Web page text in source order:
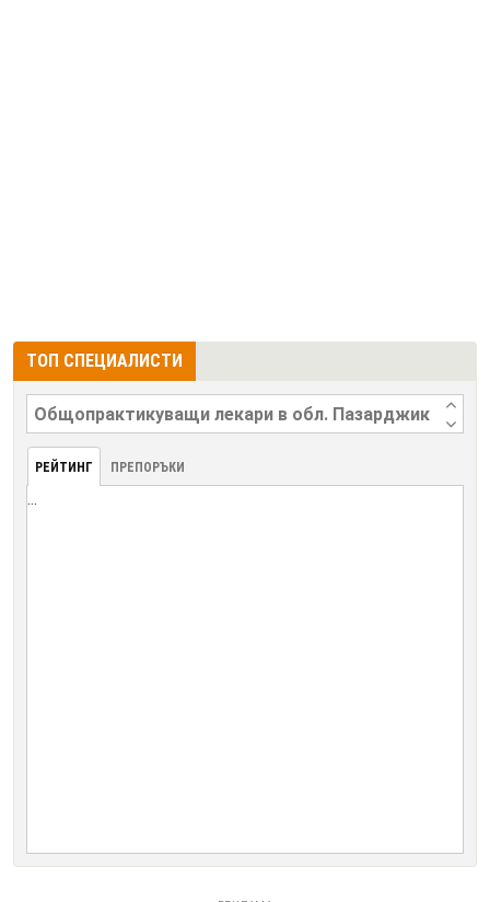
ТОП СПЕЦИАЛИСТИ
РЕЙТИНГ ПРЕПОРЪКИ
...